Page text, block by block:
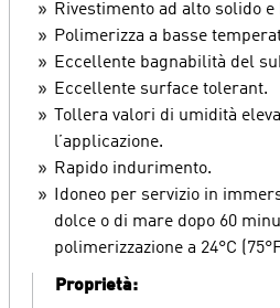
Rivestimento ad alto solido e
Polimerizza a basse
Eccellente bagnabilità del
Eccellente surface tolerant.
Tollera valori di umidità
l’applicazione.
Rapido indurimento.
Idoneo per servizio in
dolce o di mare dopo 60
polimerizzazione a 24°C
Proprietà: